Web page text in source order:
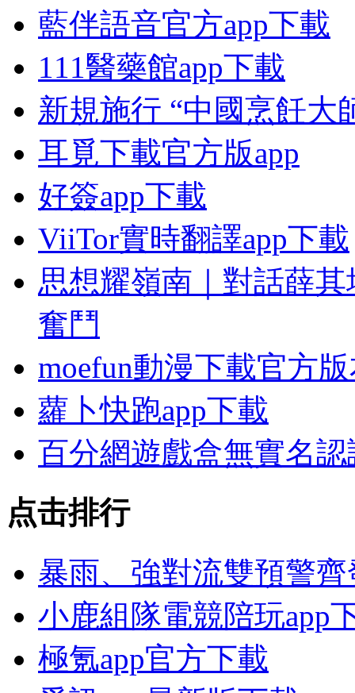
藍伴語音官方app下載
111醫藥館app下載
新規施行 “中國烹飪大
耳覓下載官方版app
好簽app下載
ViiTor實時翻譯app下載
思想耀嶺南｜對話薛
奮鬥
moefun動漫下載官方
蘿卜快跑app下載
百分網遊戲盒無實名
点击排行
暴雨、強對流雙預警
小鹿組隊電競陪玩app
極氪app官方下載